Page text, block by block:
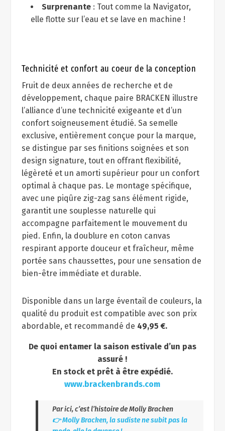
Surprenante: Tout comme la Navigator,
elle flotte sur l’eau et se lave en machine !
Technicité et confort au coeur de la conception
Fruit de deux années de recherche et de
développement, chaque paire BRACKEN illustre
l’alliance d’une technicité exigeante et d’un
confort soigneusement étudié. Sa semelle
exclusive, entièrement conçue pour la marque,
se distingue par ses finitions soignées et son
design signature, tout en offrant flexibilité,
légèreté et un amorti supérieur pour un confort
optimal à chaque pas. Le montage spécifique,
avec une piqûre zig-zag sans élément rigide,
garantit une souplesse naturelle qui
accompagne parfaitement le mouvement du
pied. Enfin, la doublure en coton canvas
respirant apporte douceur et fraîcheur, même
portée sans chaussettes, pour une sensation de
bien-être immédiate et durable.
Disponible dans un large éventail de couleurs, la
qualité du produit est compatible avec son prix
abordable, et recommandé de 49,95 €.
De quoi entamer la saison estivale d’un pas
assuré !
En stock et prêt à être expédié.
www.brackenbrands.com
Par ici, c’est l’histoire de Molly Bracken
👉​ Molly Bracken, la sudiste ne subit pas la